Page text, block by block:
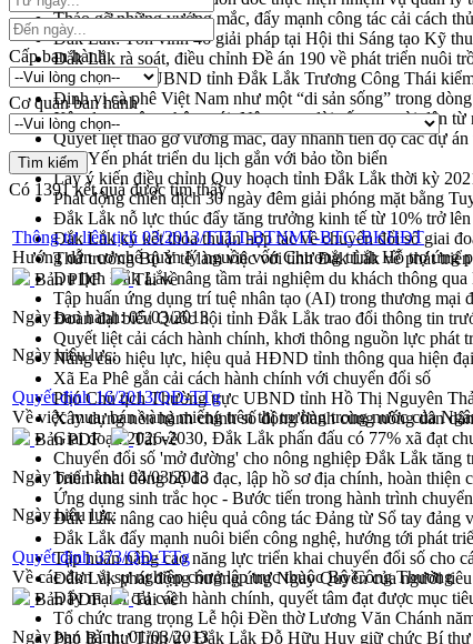
Tháo gỡ những vướng mắc, đẩy mạnh công tác cải cách
Đắk Lắk: Tôn vinh 46 giải pháp tại Hội thi Sáng tạo Kỹ
Đắk Lắk rà soát, điều chỉnh Đề án 190 về phát triển nuôi
Phó Chủ tịch UBND tỉnh Đắk Lắk Trương Công Thái
Định vị cà phê Việt Nam như một “di sản sống” trong
Xây dựng nông thôn mới: Nâng cao đời sống người dân
Quyết liệt tháo gỡ vướng mắc, đẩy nhanh tiến độ các dự
Hòn Yến phát triển du lịch gắn với bảo tồn biển
Lấy ý kiến điều chỉnh Quy hoạch tỉnh Đắk Lắk thời kỳ
Phát động chiến dịch 30 ngày đêm giải phóng mặt bằng
Đắk Lắk nỗ lực thúc đẩy tăng trưởng kinh tế từ 10% trở
Đắk Lắk ký kết thỏa thuận hợp tác về chuyển đổi số giai
Thứ trưởng Bộ Y tế làm việc với tỉnh Đắk Lắk về phát triển
Du lịch Đắk Lắk nâng tầm trải nghiệm du khách thông
Tập huấn ứng dụng trí tuệ nhân tạo (AI) trong thương mại
Đoàn đại biểu Quốc hội tỉnh Đắk Lắk trao đổi thông tin
Quyết liệt cải cách hành chính, khơi thông nguồn lực phát
Nâng cao hiệu lực, hiệu quả HĐND tỉnh thông qua hiện
Xã Ea Phê gắn cải cách hành chính với chuyển đổi số
Phó Chủ tịch Thường trực UBND tỉnh Hồ Thị Nguyên
Xây dựng nền hành chính số đồng hành cùng nông dân
Giai đoạn 2026-2030, Đắk Lắk phấn đấu có 77% xã đạt
Chuyển đổi số 'mở đường' cho nông nghiệp Đắk Lắk tăng
Triển khai đồng bộ đo đạc, lập hồ sơ địa chính, hoàn thiện
Ứng dụng sinh trắc học - Bước tiến trong hành trình
Đắk Lắk nâng cao hiệu quả công tác Đảng từ Sổ tay đảng
Đắk Lắk đẩy mạnh nuôi biển công nghệ, hướng tới phát
Tập huấn nâng cao năng lực triển khai chuyển đổi số cho
Đắk Lắk phát động hưởng ứng Ngày Quyền của người
Đẩy mạnh cải cách hành chính, quyết tâm đạt được mục
Tổ chức trang trọng Lễ hội Đền thờ Lương Văn Chánh
Phó Bí thư Tỉnh ủy Đắk Lắk Đỗ Hữu Huy giữ chức Bí
Cấp ban hành
Cơ quan ban hành
Có 1391kết quả được tìm thấy
Thông tư liên tịch 03/2013/TTLT-BTNMT-BTC-BKHĐT
Hướng dẫn cơ chế quản lý nguồn vốn Chương trình Hỗ trợ ứng
Bản PDF
Tải về
Ngày ban hành:05/03/2013
Ngày hiệu lực:
Quyết định 16/2013/QĐ-TTg
Về việc mua, bán vàng miếng trên thị trường trong nước của
Bản PDF
Tải về
Ngày ban hành: 04/03/2013
Ngày hiệu lực:
Quyết định 373/QĐ-TTg
Về các đơn vị sự nghiệp công lập trực thuộc Bộ Công Thương
Bản PDF
Tải về
Ngày ban hành:01/03/2013